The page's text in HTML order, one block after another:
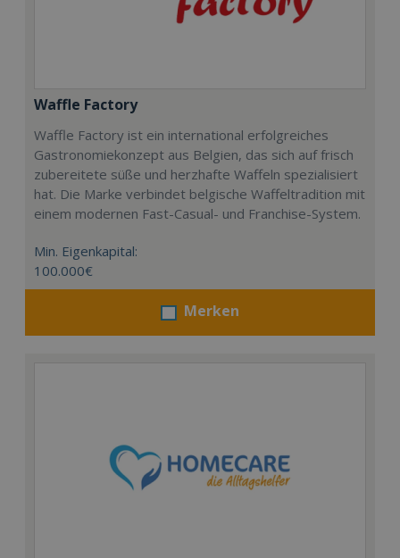
Waffle Factory
Waffle Factory ist ein international erfolgreiches
Gastronomiekonzept aus Belgien, das sich auf frisch
zubereitete süße und herzhafte Waffeln spezialisiert
hat. Die Marke verbindet belgische Waffeltradition mit
einem modernen Fast-Casual- und Franchise-System.
Min. Eigenkapital:
100.000€
Merken